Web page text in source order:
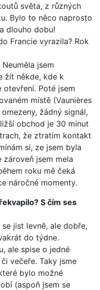
světa, z různých
Bylo to něco naprosto
dlouho dobu!
Francie vyrazila? Rok
jsem
žít někde, kde k
otevření. Poté jsem
místě (Vaunières
žádný signál,
obchod je 30 minut
že ztratím kontakt
si, ze jsem byla
zároveň jsem mela
roku mě čeká
náročné momenty.
S čím ses
jist levně, ale dobře,
do týdne.
ale spise o jedné
večeře. Taky jsme
bylo možné
(aspoň jsem se